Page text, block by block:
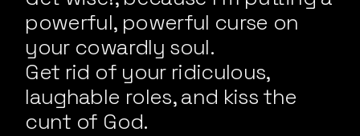
powerful, powerful curse on
your cowardly soul.
Get rid of your ridiculous,
laughable roles, and kiss the
cunt of God.